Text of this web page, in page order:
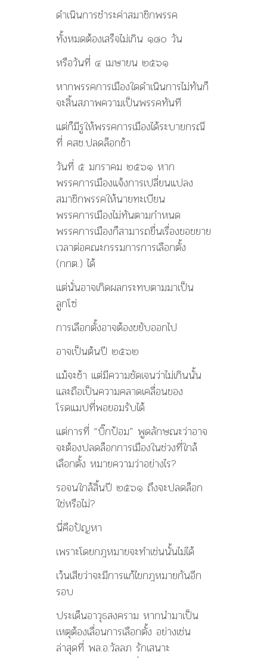
ดำเนินการชำระค่าสมาชิกพรรค
ทั้งหมดต้องเสร็จไม่เกิน ๑๘๐ วัน
หรือวันที่ ๔ เมษายน ๒๕๖๑
หากพรรคการเมืองใดดำเนินการไม่ทันก็
จะสิ้นสภาพความเป็นพรรคทันที
แต่ก็มีรูให้พรรคการเมืองได้ระบายกรณี
ที่ คสช.ปลดล็อกช้า
วันที่ ๕ มกราคม ๒๕๖๑ หาก
พรรคการเมืองแจ้งการเปลี่ยนแปลง
สมาชิกพรรคให้นายทะเบียน
พรรคการเมืองไม่ทันตามกำหนด
พรรคการเมืองก็สามารถยื่นเรื่องขอขยาย
เวลาต่อคณะกรรมการการเลือกตั้ง
(กกต.) ได้
แต่นั่นอาจเกิดผลกระทบตามมาเป็น
ลูกโซ่
การเลือกตั้งอาจต้องขยับออกไป
อาจเป็นต้นปี ๒๕๖๒
แม้จะช้า แต่มีความชัดเจนว่าไม่เกินนั้น
และถือเป็นความคลาดเคลื่อนของ
โรดแมปที่พอยอมรับได้
แต่การที่ “บิ๊กป้อม” พูดลักษณะว่าอาจ
จะต้องปลดล็อกการเมืองในช่วงที่ใกล้
เลือกตั้ง หมายความว่าอย่างไร?
รอจนใกล้สิ้นปี ๒๕๖๑ ถึงจะปลดล็อก
ใช่หรือไม่?
นี่คือปัญหา
เพราะโดยกฎหมายจะทำเช่นนั้นไม่ได้
เว้นเสียว่าจะมีการแก้ไขกฎหมายกันอีก
รอบ
ประเด็นอาวุธสงคราม หากนำมาเป็น
เหตุต้องเลื่อนการเลือกตั้ง อย่างเช่น
ล่าสุดที่ พล.อ.วัลลภ รักเสนาะ